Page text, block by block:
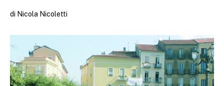
di Nicola Nicoletti